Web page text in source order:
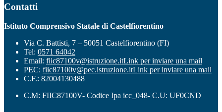
Contatti
Istituto Comprensivo Statale di Castelfiorentino
Via C. Battisti, 7 – 50051 Castelfiorentino (FI)
Tel: 0571 64042
Email: fiic87100v@istruzione.itLink per inviare una mail
PEC: fiic87100v@pec.istruzione.itLink per inviare una mail
C.F.: 82004130488
C.M: FIIC87100V- Codice Ipa icc_048- C.U: UF0CND